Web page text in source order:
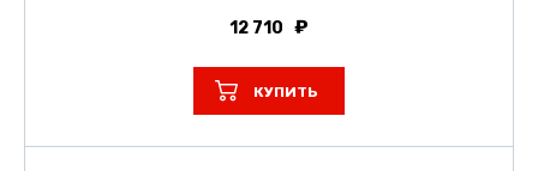
12 710
КУПИТЬ